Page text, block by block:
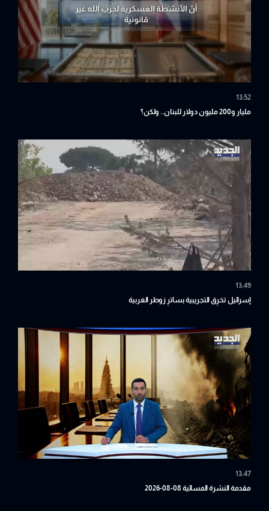
13:52
مليار و200 مليون دولار للبنان.. ولكن؟
13:49
إسرائيل تخرِق التجريبية بساترِ زوطر الغربية
13:47
مقدمة النشرة المسائية 08-08-2026